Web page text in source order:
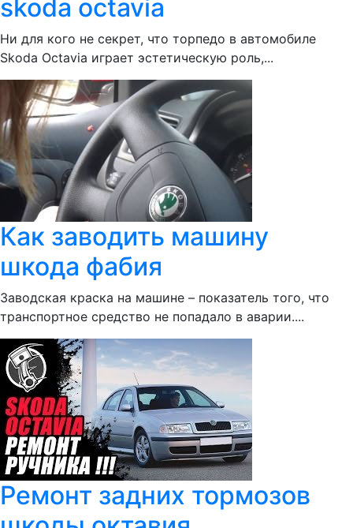
skoda octavia
Ни для кого не секрет, что торпедо в автомобиле
Skoda Octavia играет эстетическую роль,...
Как заводить машину
шкода фабия
Заводская краска на машине – показатель того, что
транспортное средство не попадало в аварии....
Ремонт задних тормозов